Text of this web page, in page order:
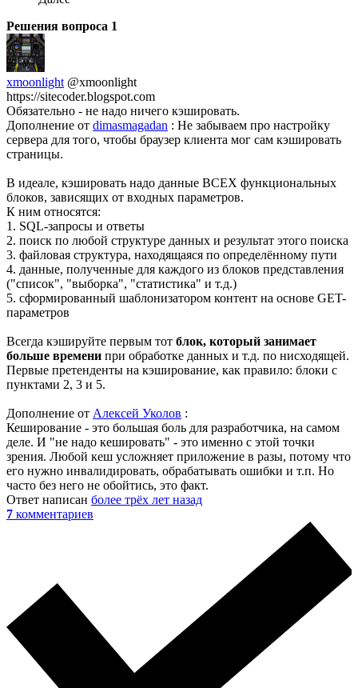
Решения вопроса 1
xmoonlight @xmoonlight
https://sitecoder.blogspot.com
Обязательно - не надо ничего кэшировать.
Дополнение от dimasmagadan : Не забываем про настройку
сервера для того, чтобы браузер клиента мог сам кэшировать
страницы.
В идеале, кэшировать надо данные ВСЕХ функциональных
блоков, зависящих от входных параметров.
К ним относятся:
1. SQL-запросы и ответы
2. поиск по любой структуре данных и результат этого поиска
3. файловая структура, находящаяся по определённому пути
4. данные, полученные для каждого из блоков представления
("список", "выборка", "статистика" и т.д.)
5. сформированный шаблонизатором контент на основе GET-
параметров
Всегда кэшируйте первым тот блок, который занимает
больше времени при обработке данных и т.д. по нисходящей.
Первые претенденты на кэширование, как правило: блоки с
пунктами 2, 3 и 5.
Дополнение от Алексей Уколов :
Кеширование - это большая боль для разработчика, на самом
деле. И "не надо кешировать" - это именно с этой точки
зрения. Любой кеш усложняет приложение в разы, потому что
его нужно инвалидировать, обрабатывать ошибки и т.п. Но
часто без него не обойтись, это факт.
Ответ написан более трёх лет назад
7 комментариев